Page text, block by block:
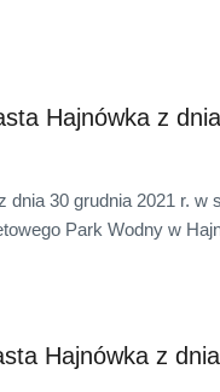
Hajnówka z
30 grudnia 2021 r. w
Park Wodny w
Hajnówka z